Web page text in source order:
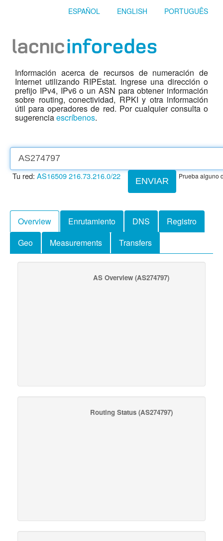
ESPAÑOL ENGLISH PORTUGUÊS
Información acerca de recursos de numeración de
Internet utilizando RIPEstat. Ingrese una dirección o
prefijo IPv4, IPv6 o un ASN para obtener información
sobre routing, conectividad, RPKI y otra información
útil para operadores de red. Por cualquier consulta o
sugerenciaescríbenos.
ENVIAR
Tu red: AS16509216.73.216.0/22 Prueba alguno
Overview Enrutamiento DNS
Registro
Geo
Measurements Transfers
AS Overview (AS274797)
Routing Status(AS274797)